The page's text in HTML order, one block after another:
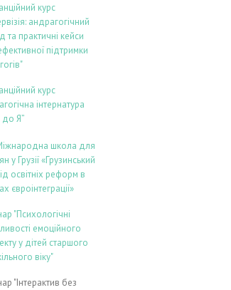
курс
андрагогічний
та практичні кейси
підтримки
курс
інтернатура
до Я”
школа для
у Грузії «Грузинський
освітніх реформ в
євроінтеграції»
"Психологічні
емоційного
у дітей старшого
віку"
"Інтерактив без